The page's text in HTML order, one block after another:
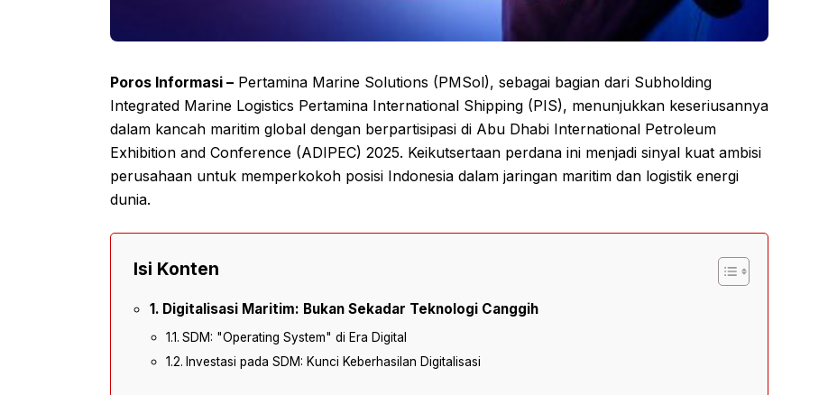
Poros Informasi – Pertamina Marine Solutions (PMSol), sebagai bagian dari Subholding
Integrated Marine Logistics Pertamina International Shipping (PIS), menunjukkan keseriusannya
dalam kancah maritim global dengan berpartisipasi di Abu Dhabi International Petroleum
Exhibition and Conference (ADIPEC) 2025. Keikutsertaan perdana ini menjadi sinyal kuat ambisi
perusahaan untuk memperkokoh posisi Indonesia dalam jaringan maritim dan logistik energi
dunia.
Isi Konten
Digitalisasi Maritim: Bukan Sekadar Teknologi Canggih
SDM: "Operating System" di Era Digital
Investasi pada SDM: Kunci Keberhasilan Digitalisasi